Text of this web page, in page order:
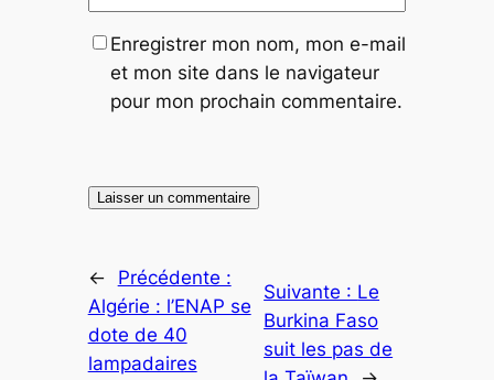
Enregistrer mon nom, mon e-mail
et mon site dans le navigateur
pour mon prochain commentaire.
←
Précédente :
Algérie : l’ENAP se
dote de 40
lampadaires
Suivante : Le
Burkina Faso
suit les pas de